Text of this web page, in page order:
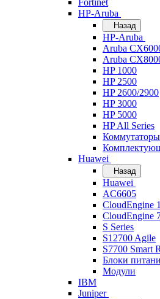
Fortinet
HP-Aruba
Назад
HP-Aruba
Aruba
Aruba
HP 1000
HP 2500
HP 2600/2900
HP 3000
HP 5000
HP All Series
Huawei
Назад
Huawei
AC6605
CloudEngine
CloudEngine
S Series
S12700 Agile
S7700 Smart
Блоки
Модули
IBM
Juniper